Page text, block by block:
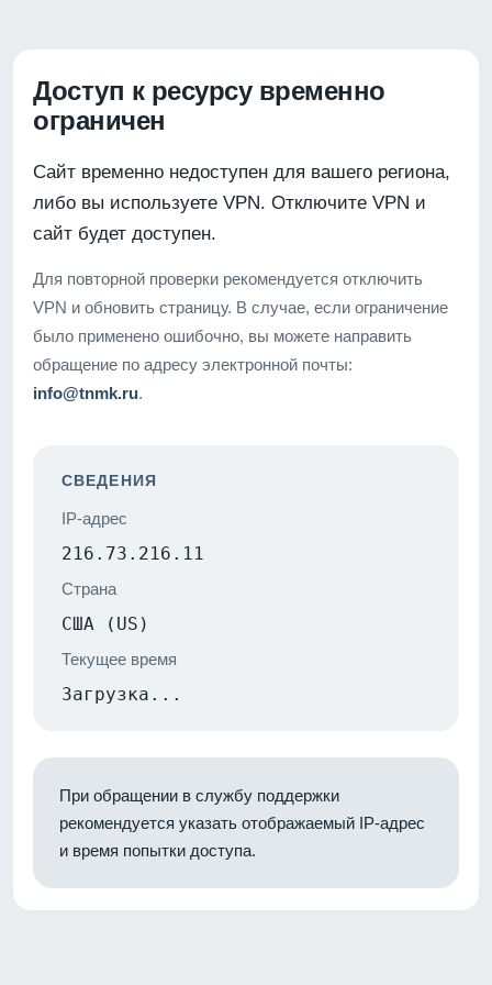
Доступ к ресурсу временно
ограничен
Сайт временно недоступен для вашего региона,
либо вы используете VPN. Отключите VPN и
сайт будет доступен.
Для повторной проверки рекомендуется отключить
VPN и обновить страницу. В случае, если ограничение
было применено ошибочно, вы можете направить
обращение по адресу электронной почты:
info@tnmk.ru.
СВЕДЕНИЯ
IP-адрес
216.73.216.11
Страна
США (US)
Текущее время
Загрузка...
При обращении в службу поддержки
рекомендуется указать отображаемый IP-адрес
и время попытки доступа.